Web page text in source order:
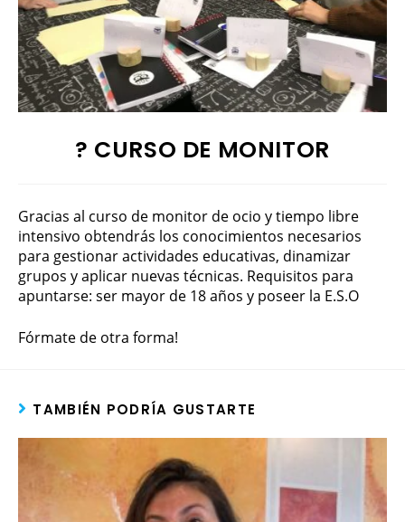
? CURSO DE MONITOR
Gracias al curso de monitor de ocio y tiempo libre
intensivo obtendrás los conocimientos necesarios
para gestionar actividades educativas, dinamizar
grupos y aplicar nuevas técnicas. Requisitos para
apuntarse: ser mayor de 18 años y poseer la E.S.O
Fórmate de otra forma!
TAMBIÉN PODRÍA GUSTARTE